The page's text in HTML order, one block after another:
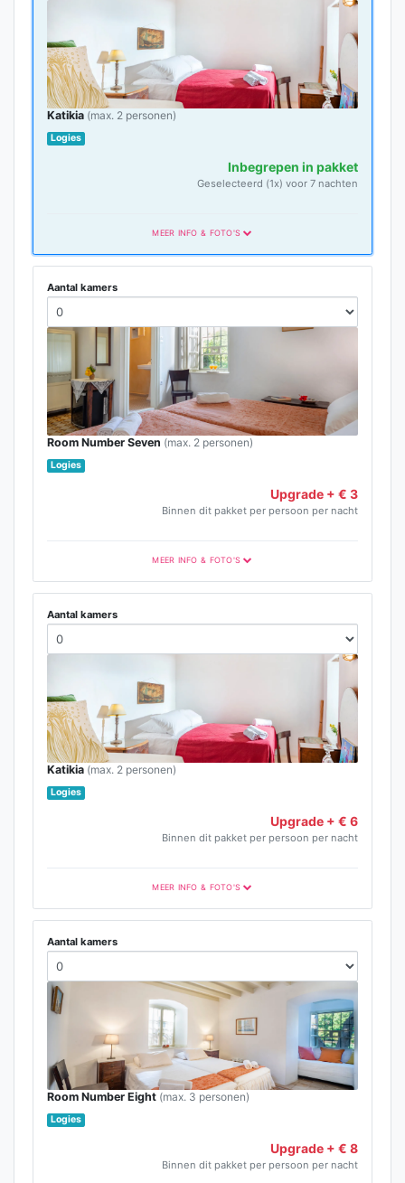
Katikia (max. 2 personen)
Logies
Inbegrepen in pakket
Geselecteerd (1x) voor 7 nachten
MEER INFO & FOTO'S
Aantal kamers
Room Number Seven (max. 2 personen)
Logies
Upgrade + € 3
Binnen dit pakket per persoon per nacht
MEER INFO & FOTO'S
Aantal kamers
Katikia (max. 2 personen)
Logies
Upgrade + € 6
Binnen dit pakket per persoon per nacht
MEER INFO & FOTO'S
Aantal kamers
Room Number Eight (max. 3 personen)
Logies
Upgrade + € 8
Binnen dit pakket per persoon per nacht